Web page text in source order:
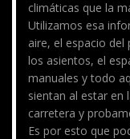
climáticas que la
Utilizamos esa
aire, el espacio
los asientos, el
manuales y todo
sientan al estar en
carretera y
Es por esto que